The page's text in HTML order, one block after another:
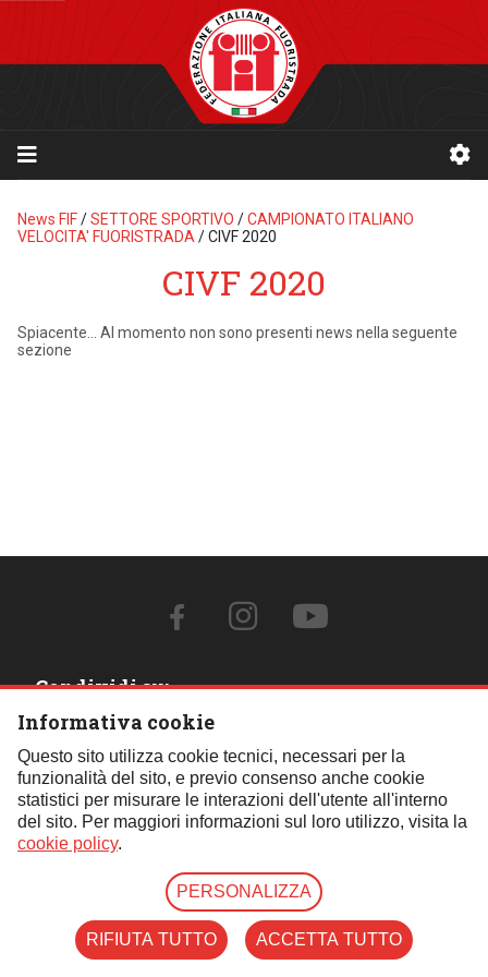
News FIF/SETTORE SPORTIVO /CAMPIONATO ITALIANO
VELOCITA' FUORISTRADA /CIVF 2020
CIVF 2020
Spiacente… Al momento non sono presenti news nella seguente
sezione
Condividi su:
Contattaci:
Tel.:059 451621- Cell.:+39 348 850 0110- Email:
segreteria@fif4x4.it
Clicca qui per tutti i contatti
© Copyright 2026 | Federazione Italiana Fuoristrada | P.iva
07739790157 |Privacy Mail Cookie Policy|Privacy
Web Agency:Area9Web | Designed by KKA
Informativa cookie
Questo sito utilizza cookie tecnici, necessari per la
funzionalità del sito, e previo consenso anche cookie
statistici per misurare le interazioni dell'utente all'interno
del sito. Per maggiori informazioni sul loro utilizzo, visita la
cookie policy.
PERSONALIZZA
RIFIUTA TUTTO ACCETTA TUTTO